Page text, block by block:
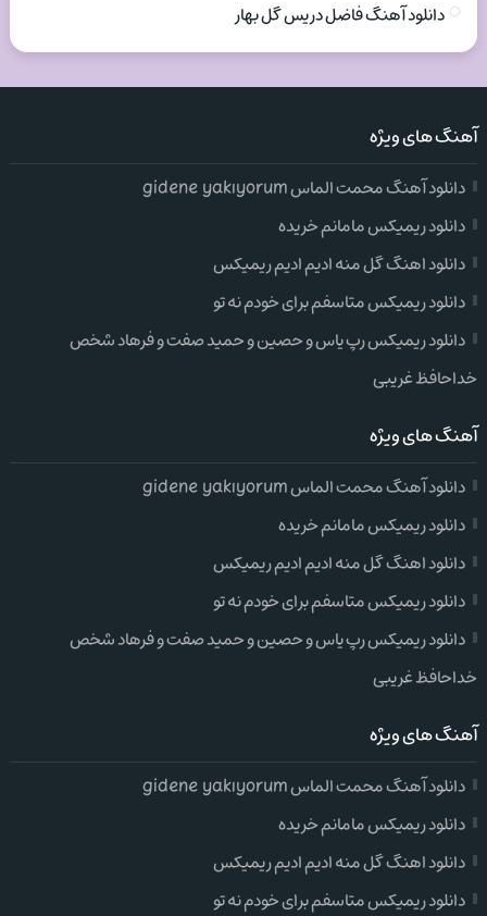
دانلود آهنگ فاضل دریس گل بهار
آهنگ های ویژه
دانلود آهنگ محمت الماس gidene yakıyorum
دانلود ریمیکس مامانم خریده
دانلود اهنگ گل منه ادیم ادیم ریمیکس
دانلود ریمیکس متاسفم برای خودم نه تو
دانلود ریمیکس رپ یاس و حصین و حمید صفت و فرهاد شخص
خداحافظ غریبی
آهنگ های ویژه
دانلود آهنگ محمت الماس gidene yakıyorum
دانلود ریمیکس مامانم خریده
دانلود اهنگ گل منه ادیم ادیم ریمیکس
دانلود ریمیکس متاسفم برای خودم نه تو
دانلود ریمیکس رپ یاس و حصین و حمید صفت و فرهاد شخص
خداحافظ غریبی
آهنگ های ویژه
دانلود آهنگ محمت الماس gidene yakıyorum
دانلود ریمیکس مامانم خریده
دانلود اهنگ گل منه ادیم ادیم ریمیکس
دانلود ریمیکس متاسفم برای خودم نه تو